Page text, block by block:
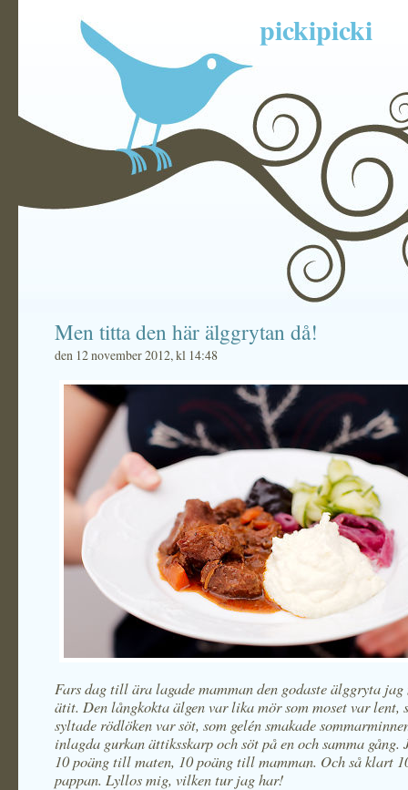
pickipicki
Men titta den här älggrytan då!
den 12 november 2012, kl 14:48
Fars dag till ära lagade mamman den godaste älggryta jag
ätit. Den långkokta älgen var lika mör som moset var lent,
syltade rödlöken var söt, som gelén smakade
inlagda gurkan ättiksskarp och söt på en och samma gång.
10 poäng till maten, 10 poäng till mamman. Och så klart
pappan. Lyllos mig, vilken tur jag har!